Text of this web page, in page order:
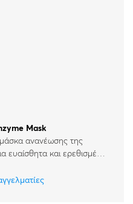
Mask
μάσκα ανανέωσης της
ευαίσθητα και ερεθισμένα